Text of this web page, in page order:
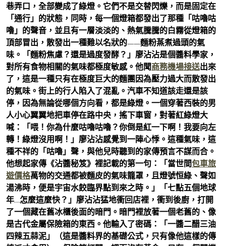
巷弄口，全部變成了綠燈。它們不是交替閃爍，而是固定在
「通行」的狀態，同時，每一個燈箱都發出了那種「咕嚕咕
嚕」的聲音，並且有一層淡淡的、熱氣騰騰的白霧從燈箱的
頂部冒出，散發出一種難以名狀的——麵粉蒸煮過頭的氣
味。「麵粉焦慮？還是過度發酵？」廖沾沾是個醬料學家，
對所有食物相關的氣味都極度敏感。他聞商務機場接送出來
了，這是一種只有在極度巨大的麵團因為壓力過大而散發出
的氣味。街上的行人陷入了混亂。汽車不知道該走還是該
停，因為無論從哪個方向看，都是綠燈。一個穿著西裝的男
人小心翼翼地把車停在路中央，搖下車窗，對著紅綠燈大
喊：「喂！你為什麼咕嚕咕嚕？你倒是紅一下啊！我要向左
轉！綠燈沒用啊！」廖沾沾感覺到一陣心悸。這種氣味，這
種不祥的「咕嚕」聲，與他兒時聽到的家傳預言不謀而合。
他想起家傳《沾醬秘笈》裡記載的第一句：「當世間包車旅
遊價格萬物的交通都被麵皮的氣味籠罩，且燈號恒綠、聲如
湯沸時，便是宇宙水餃臨界點到來之時。」「七點五個地球
年…怎麼這麼快？」廖沾沾猛地衝回店裡，衝到後廚，打開
了一個藏在舊冰櫃後面的暗門。暗門裡放著一個老舊的、像
是古代金屬保險箱的東西。他輸入了密碼：「一醬二醋三油
四辣五蒜泥」（這是醬料界的基礎公式，只有像他這樣的傳